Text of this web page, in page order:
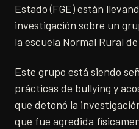
Estado (FGE) están
investigación sobre un
la escuela Normal Rural
Este grupo está siendo
prácticas de bullying y
que detonó la
que fue agredida